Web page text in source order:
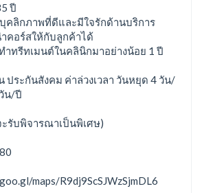
ปี
ลิกภาพที่ดีและมีใจรักด้านบริการ
คอร์สให้กับลูกค้าได้
ทรีทเมนต์ในคลินิกมาอย่างน้อย 1 ปี
ประกันสังคม ค่าล่วงเวลา วันหยุด 4 วัน/
น/ปี
รับพิจารณาเป็นพิเศษ)
maps/R9dj9ScSJWzSjmDL6